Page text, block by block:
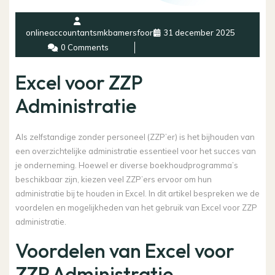
onlineaccountantsmkbamersfoort
31 december 2025
0 Comments
Excel voor ZZP
Administratie
Als zelfstandige zonder personeel (ZZP’er) is het bijhouden van
een overzichtelijke administratie essentieel voor het succes van
je onderneming. Hoewel er diverse boekhoudprogramma’s
beschikbaar zijn, kiezen veel ZZP’ers ervoor om hun
administratie bij te houden in Excel. In dit artikel bespreken we de
voordelen en mogelijkheden van het gebruik van Excel voor ZZP
administratie.
Voordelen van Excel voor